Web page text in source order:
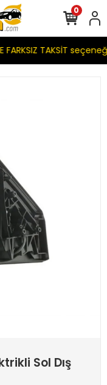
TAKSİT
0
Sol Dış